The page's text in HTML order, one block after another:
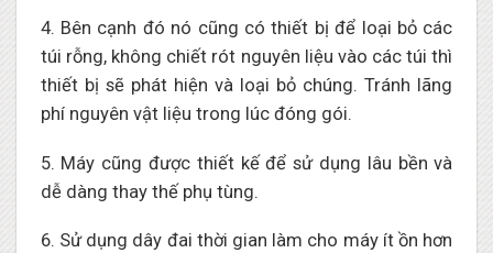
4. Bên cạnh đó nó cũng có thiết bị để loại bỏ các
túi rỗng, không chiết rót nguyên liệu vào các túi thì
thiết bị sẽ phát hiện và loại bỏ chúng. Tránh lãng
phí nguyên vật liệu trong lúc đóng gói.
5. Máy cũng được thiết kế để sử dụng lâu bền và
dễ dàng thay thế phụ tùng.
6. Sử dụng dây đai thời gian làm cho máy ít ồn hơn